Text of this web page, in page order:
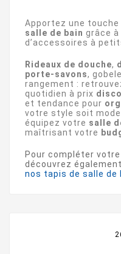
Apportez une
salle de bain grâce
d’accessoires à
Rideaux de douche,
porte-savons,
rangement :
quotidien à prix
et tendance pour
votre style soit
équipez votre salle
maîtrisant votre
Pour compléter
découvrez
nos tapis de salle de